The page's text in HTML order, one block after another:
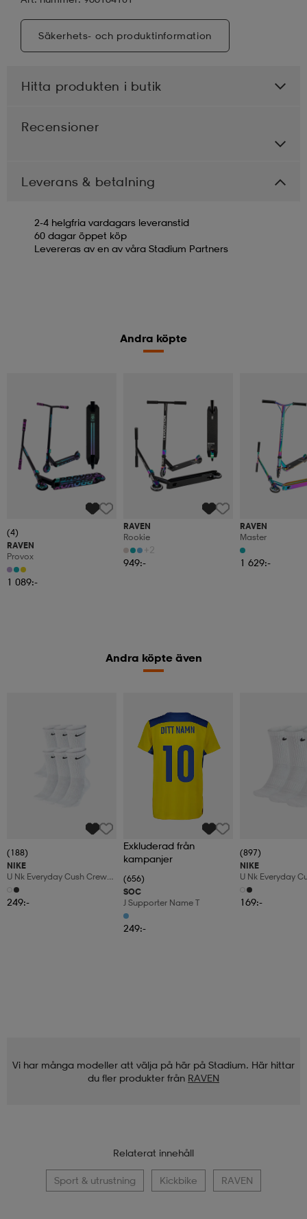
Säkerhets- och produktinformation
Hitta produkten i butik
Recensioner
Leverans & betalning
2-4 helgfria vardagars leveranstid
60 dagar öppet köp
Levereras av en av våra Stadium Partners
Andra köpte
(4)
RAVEN
Provox
1 089:-
RAVEN
Rookie
+2
949:-
RAVEN
Master
1 629:-
Andra köpte även
(188)
NIKE
U Nk Everyday Cush Crew
6pr-Bd
249:-
Exkluderad från
kampanjer
(656)
SOC
J Supporter Name T
249:-
(897)
NIKE
U Nk Everyday
3pr
169:-
Vi har många modeller att välja på här på Stadium. Här hittar
du fler produkter från RAVEN
Relaterat innehåll
Sport & utrustning Kickbike RAVEN